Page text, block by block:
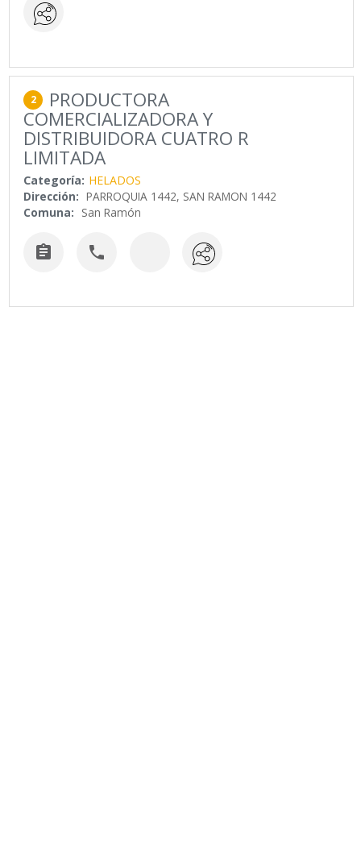
2 PRODUCTORA
COMERCIALIZADORA Y
DISTRIBUIDORA CUATRO R
LIMITADA
Categoría: HELADOS
Dirección: PARROQUIA 1442, SAN RAMON 1442
Comuna: San Ramón
 